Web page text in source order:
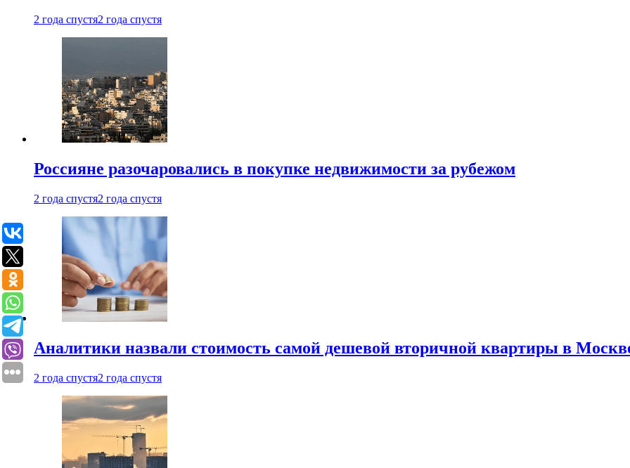
2 года спустя2 года спустя
Россияне разочаровались в покупке недвижимости за рубежом
2 года спустя2 года спустя
Аналитики назвали стоимость самой дешевой вторичной квартиры в
2 года спустя2 года спустя